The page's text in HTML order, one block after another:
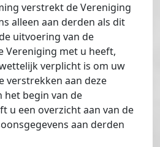
verstrekt de Vereniging
alleen aan derden als dit
uitvoering van de
Vereniging met u heeft,
verplicht is om uw
verstrekken aan deze
het begin van de
u een overzicht aan van de
aan derden